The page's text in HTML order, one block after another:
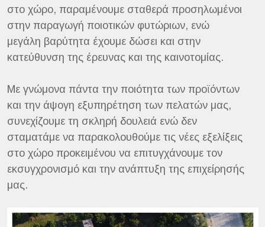
στο χώρο, παραμένουμε σταθερά προσηλωμένοι
στην παραγωγή ποιοτικών φυτώριων, ενώ
μεγάλη βαρύτητα έχουμε δώσει και στην
κατεύθυνση της έρευνας και της καινοτομίας.
Με γνώμονα πάντα την ποιότητα των προϊόντων
και την άψογη εξυπηρέτηση των πελατών μας,
συνεχίζουμε τη σκληρή δουλειά ενώ δεν
σταματάμε να παρακολουθούμε τις νέες εξελίξεις
στο χώρο προκειμένου να επιτυγχάνουμε τον
εκσυγχρονισμό και την ανάπτυξη της επιχείρησής
μας.